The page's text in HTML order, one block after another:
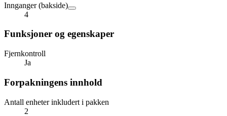
Innganger (bakside)
4
Funksjoner og egenskaper
Fjernkontroll
Ja
Forpakningens innhold
Antall enheter inkludert i pakken
2